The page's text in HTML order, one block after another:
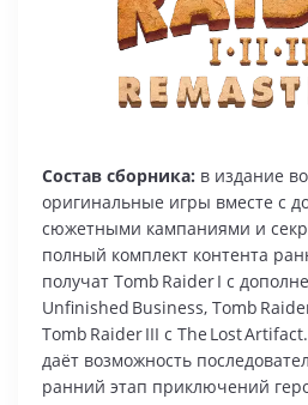
Состав сборника: в издание
оригинальные игры вместе с
сюжетными кампаниями и
полный комплект контента
получат Tomb Raider I с
Unfinished Business, Tomb
Tomb Raider III с The Lost
даёт возможность
ранний этап приключений